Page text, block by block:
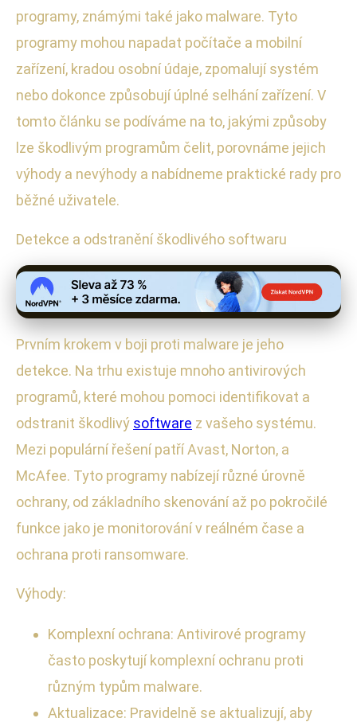
programy, známými také jako malware. Tyto
programy mohou napadat počítače a mobilní
zařízení, kradou osobní údaje, zpomalují systém
nebo dokonce způsobují úplné selhání zařízení. V
tomto článku se podíváme na to, jakými způsoby
lze škodlivým programům čelit, porovnáme jejich
výhody a nevýhody a nabídneme praktické rady pro
běžné uživatele.
Detekce a odstranění škodlivého softwaru
Prvním krokem v boji proti malware je jeho
detekce. Na trhu existuje mnoho antivirových
programů, které mohou pomoci identifikovat a
odstranit škodlivý software z vašeho systému.
Mezi populární řešení patří Avast, Norton, a
McAfee. Tyto programy nabízejí různé úrovně
ochrany, od základního skenování až po pokročilé
funkce jako je monitorování v reálném čase a
ochrana proti ransomware.
Výhody:
Komplexní ochrana: Antivirové programy
často poskytují komplexní ochranu proti
různým typům malware.
Aktualizace: Pravidelně se aktualizují, aby